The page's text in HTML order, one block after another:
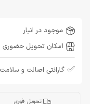
موجود در انبار
امکان تحویل حضوری
✅ گارانتی اصالت و سلامت با 10 روز
تحویل فوری